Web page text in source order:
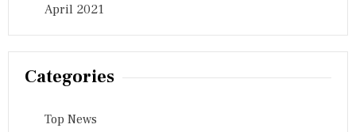
April 2021
Categories
Top News